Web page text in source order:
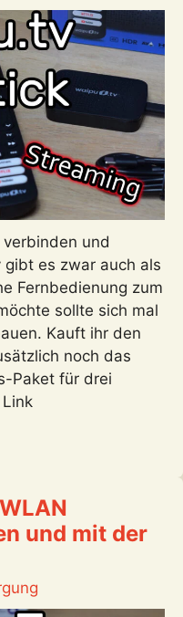
und
es zwar auch als
Fernbedienung zum
sollte sich mal
Kauft ihr den
noch das
Paket für drei
und mit der